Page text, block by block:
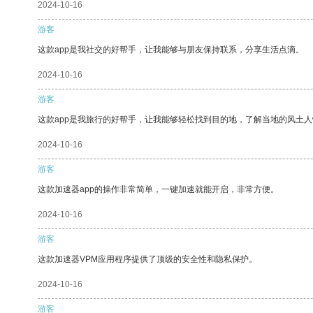
2024-10-16
游客
这款app是我社交的好帮手，让我能够与朋友保持联系，分享生活点滴。
2024-10-16
游客
这款app是我旅行的好帮手，让我能够轻松找到目的地，了解当地的风土
2024-10-16
游客
这款加速器app的操作非常简单，一键加速就能开启，非常方便。
2024-10-16
游客
这款加速器VPM应用程序提供了顶级的安全性和隐私保护。
2024-10-16
游客